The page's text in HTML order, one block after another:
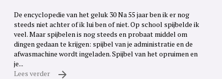
De encyclopedie van het geluk 30 Na 55 jaar ben ik er nog
steeds niet achter of ik lui ben of niet. Op school spijbelde ik
veel. Maar spijbelen is nog steeds en probaat middel om
dingen gedaan te krijgen: spijbel van je administratie en de
afwasmachine wordt ingeladen. Spijbel van het opruimen en
je...
Lees verder